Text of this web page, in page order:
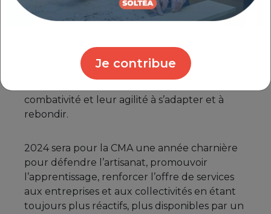
Je contribue
Rhône a rendu un hommage appuyé à nos
artisans qui, de nouveau en 2023 dans un
combativité et leur agilité à s’adapter et à
rebondir.
2024 sera pour la CMA une année charnière
pour défendre l’artisanat, promouvoir
l’apprentissage, renforcer l’offre de services
aux entreprises et aux collectivités en étant
toujours plus réactifs, plus disponibles par un